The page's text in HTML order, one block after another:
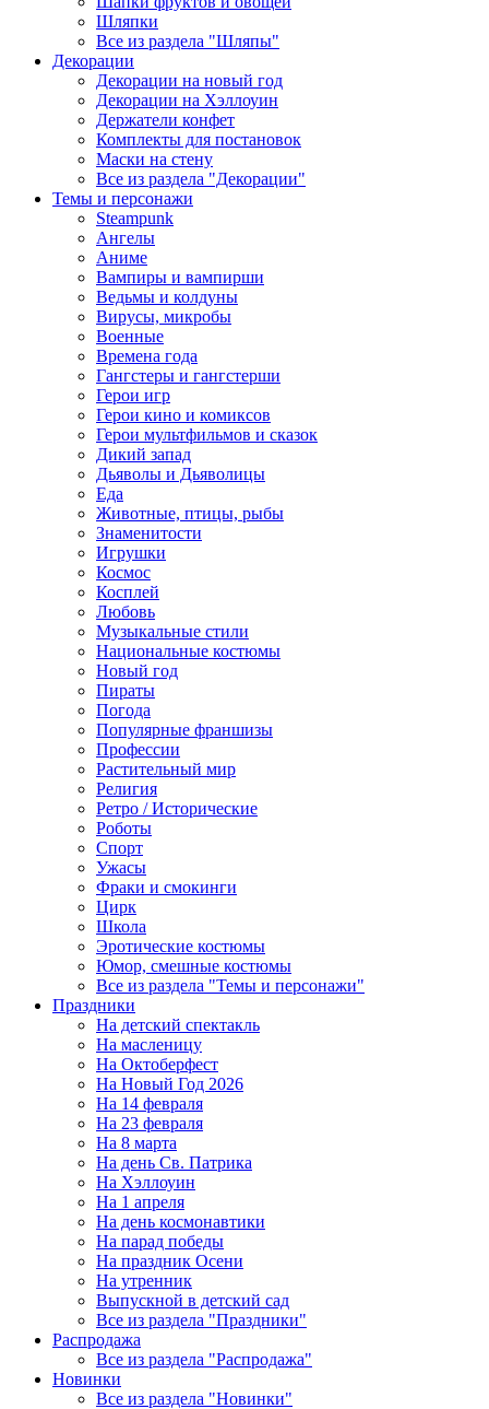
Шляпки
Все из раздела "Шляпы"
Декорации
Декорации на новый год
Декорации на Хэллоуин
Держатели конфет
Комплекты для постановок
Маски на стену
Все из раздела "Декорации"
Темы и персонажи
Steampunk
Ангелы
Аниме
Вампиры и вампирши
Ведьмы и колдуны
Вирусы, микробы
Военные
Времена года
Гангстеры и гангстерши
Герои игр
Герои кино и комиксов
Герои мультфильмов и сказок
Дикий запад
Дьяволы и Дьяволицы
Еда
Животные, птицы, рыбы
Знаменитости
Игрушки
Космос
Косплей
Любовь
Музыкальные стили
Национальные костюмы
Новый год
Пираты
Погода
Популярные франшизы
Профессии
Растительный мир
Религия
Ретро / Исторические
Роботы
Спорт
Ужасы
Фраки и смокинги
Цирк
Школа
Эротические костюмы
Юмор, смешные костюмы
Все из раздела "Темы и персонажи"
Праздники
На детский спектакль
На масленицу
На Октоберфест
На Новый Год 2026
На 14 февраля
На 23 февраля
На 8 марта
На день Св. Патрика
На Хэллоуин
На 1 апреля
На день космонавтики
На парад победы
На праздник Осени
На утренник
Выпускной в детский сад
Все из раздела "Праздники"
Распродажа
Все из раздела "Распродажа"
Новинки
Все из раздела "Новинки"